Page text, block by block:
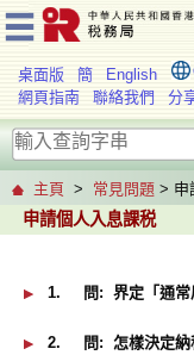
桌面版 簡 English
網頁指南 聯絡我們 分
主頁 > 常見問題 > 申
申請個人入息課税
1.
問: 界定「通
2. 問: 怎樣決定